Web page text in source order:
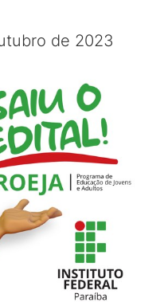
de 2023